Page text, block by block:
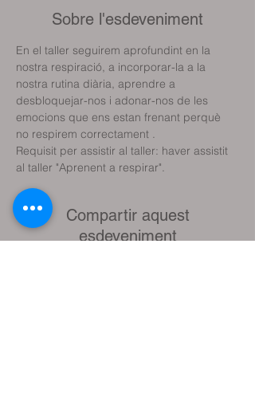
Sobre l'esdeveniment
En el taller seguirem aprofundint en la
nostra respiració, a incorporar-la a la
nostra rutina diària, aprendre a
desbloquejar-nos i adonar-nos de les
emocions que ens estan frenant perquè
Requisit per assistir al taller: haver assistit
al taller "Aprenent a respirar".
Compartir aquest
esdeveniment